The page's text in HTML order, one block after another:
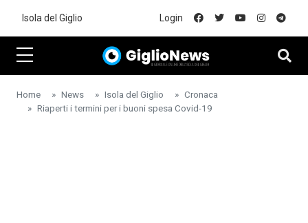
Isola del Giglio Login
Home News Isola del Giglio
Cronaca
Riaperti i termini per i buoni spesa Covid-19